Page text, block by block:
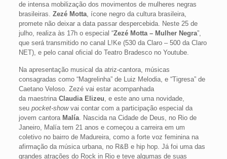
de intensa mobilização dos movimentos de mulheres negras
brasileiras. Zezé Motta, ícone negro da cultura brasileira,
promete não deixar a data passar despercebida. Neste 25 de
julho, realiza às 17h o especial “Zezé Motta – Mulher Negra”,
que será transmitido no canal L!Ke (530 da Claro – 500 da Claro
NET), e pelo canal oficial do Teatro Bradesco no Youtube.
Na apresentação musical da atriz-cantora, músicas
consagradas como “Magrelinha” de Luiz Melodia, e “Tigresa” de
Caetano Veloso. Zezé vai estar acompanhada
da maestrina Claudia Elizeu, e este ano uma novidade,
seu pocket-showvai contar com a participação especial da
jovem cantora Malía. Nascida na Cidade de Deus, no Rio de
Janeiro, Malía tem 21 anos e começou a carreira em um
coletivo no bairro de Madureira, como a forte voz feminina na
afirmação da música urbana, no R&B e hip hop. Já foi uma das
grandes atrações do Rock in Rio e teve algumas de suas